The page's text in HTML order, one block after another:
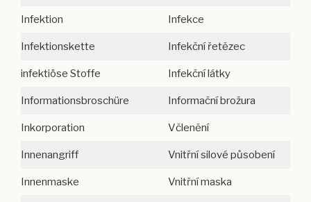
Infektion Infekce
Infektionskette Infekční řetězec
infektiöse Stoffe Infekční látky
Informationsbroschüre Informační brožura
Inkorporation Včlenění
Innenangriff Vnitřní silové působení
Innenmaske Vnitřní maska